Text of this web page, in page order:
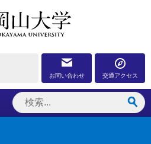
お問い合わせ 交通アクセス